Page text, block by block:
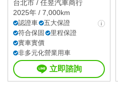
台北市 / 任昱汽車商行
2025年 / 7,000km
認證車
五大保證
符合保固
里程保證
實車實價
非多元化營業用車
立即諮詢